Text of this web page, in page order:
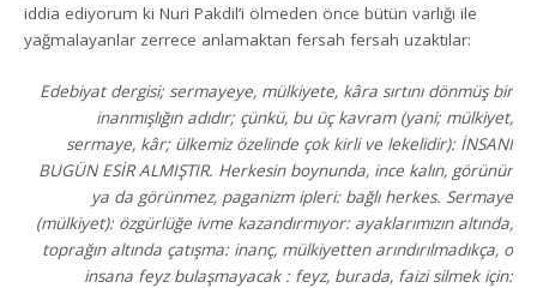
iddia ediyorum ki Nuri Pakdil’i ölmeden önce bütün varlığı ile
yağmalayanlar zerrece anlamaktan fersah fersah uzaktılar:
Edebiyat dergisi; sermayeye, mülkiyete, kâra sırtını dönmüş bir
inanmışlığın adıdır; çünkü, bu üç kavram (yani; mülkiyet,
sermaye, kâr; ülkemiz özelinde çok kirli ve lekelidir): İNSANI
BUGÜN ESİR ALMIŞTIR. Herkesin boynunda, ince kalın, görünür
ya da görünmez, paganizm ipleri: bağlı herkes. Sermaye
(mülkiyet): özgürlüğe ivme kazandırmıyor: ayaklarımızın altında,
toprağın altında çatışma: inanç, mülkiyetten arındırılmadıkça, o
insana feyz bulaşmayacak : feyz, burada, faizi silmek için: